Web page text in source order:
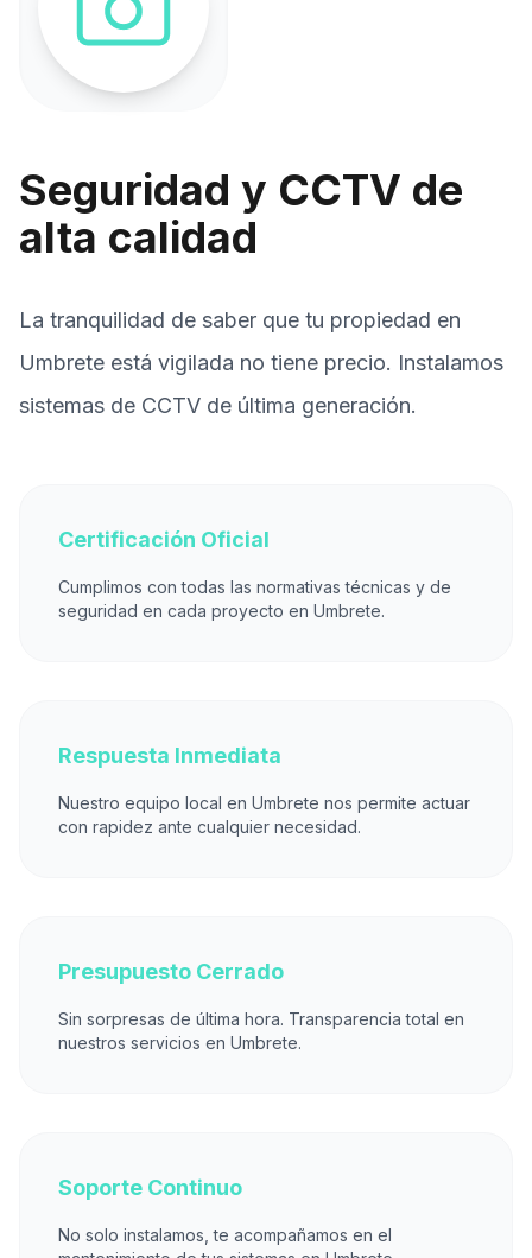
Seguridad y CCTV de
alta calidad
La tranquilidad de saber que tu propiedad en
Umbrete está vigilada no tiene precio. Instalamos
sistemas de CCTV de última generación.
Certificación Oficial
Cumplimos con todas las normativas técnicas y de
seguridad en cada proyecto en Umbrete.
Respuesta Inmediata
Nuestro equipo local en Umbrete nos permite actuar
con rapidez ante cualquier necesidad.
Presupuesto Cerrado
Sin sorpresas de última hora. Transparencia total en
nuestros servicios en Umbrete.
Soporte Continuo
No solo instalamos, te acompañamos en el